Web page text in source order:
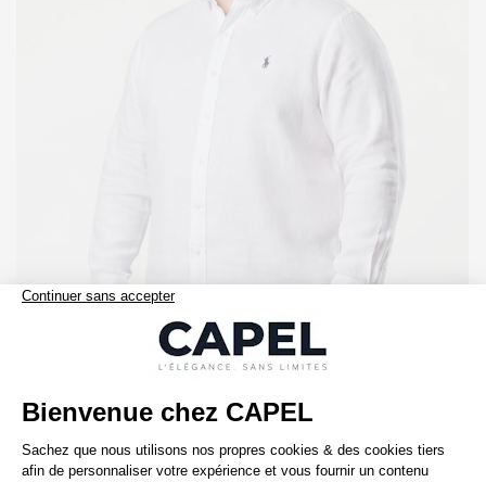
ralph lauren
Chemise en Lin Grande Taille Blanc
209,00 €